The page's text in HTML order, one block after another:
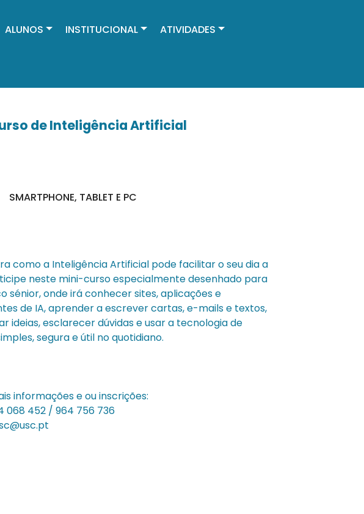
ALUNOS INSTITUCIONAL ATIVIDADES
de Inteligência Artificial
SMARTPHONE, TABLET E PC
como a Inteligência Artificial pode facilitar o seu dia a
neste mini-curso especialmente desenhado para
sénior, onde irá conhecer sites, aplicações e
de IA, aprender a escrever cartas, e-mails e textos,
ideias, esclarecer dúvidas e usar a tecnologia de
segura e útil no quotidiano.
informações e ou inscrições:
068 452 / 964 756 736